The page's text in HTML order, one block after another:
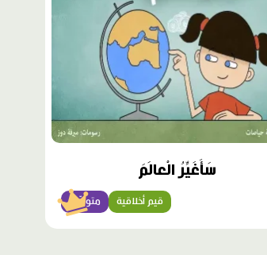
سَأُغَيِّرُ الْعالَمَ
متوسّط قيم أخلاقية